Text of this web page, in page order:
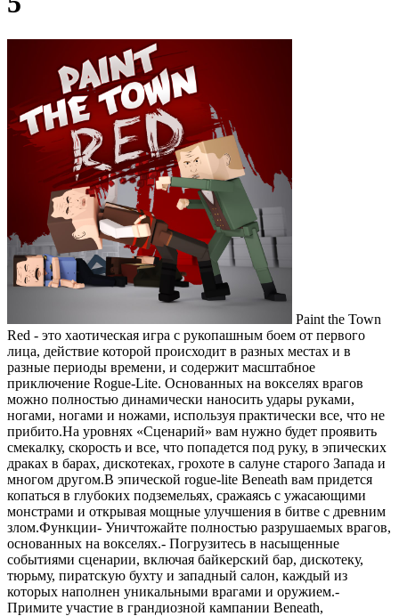
Paint the Town
Red - это хаотическая игра с рукопашным боем от первого
лица, действие которой происходит в разных местах и в
разные периоды времени, и содержит масштабное
приключение Rogue-Lite. Основанных на вокселях врагов
можно полностью динамически наносить удары руками,
ногами, ногами и ножами, используя практически все, что не
прибито.На уровнях «Сценарий» вам нужно будет проявить
смекалку, скорость и все, что попадется под руку, в эпических
драках в барах, дискотеках, грохоте в салуне старого Запада и
многом другом.В эпической rogue-lite Beneath вам придется
копаться в глубоких подземельях, сражаясь с ужасающими
монстрами и открывая мощные улучшения в битве с древним
злом.Функции- Уничтожайте полностью разрушаемых врагов,
основанных на вокселях.- Погрузитесь в насыщенные
событиями сценарии, включая байкерский бар, дискотеку,
тюрьму, пиратскую бухту и западный салон, каждый из
которых наполнен уникальными врагами и оружием.-
Примите участие в грандиозной кампании Beneath,